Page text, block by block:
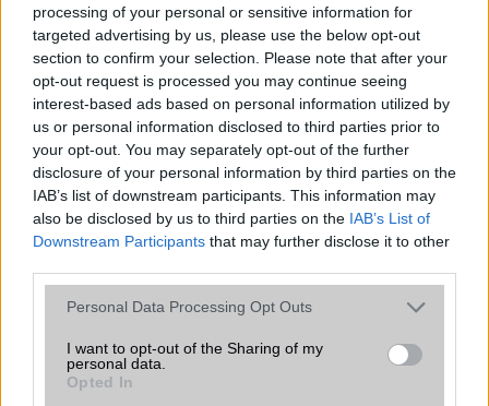
processing of your personal or sensitive information for
targeted advertising by us, please use the below opt-out
section to confirm your selection. Please note that after your
opt-out request is processed you may continue seeing
interest-based ads based on personal information utilized by
us or personal information disclosed to third parties prior to
your opt-out. You may separately opt-out of the further
disclosure of your personal information by third parties on the
IAB’s list of downstream participants. This information may
also be disclosed by us to third parties on the IAB’s List of
Downstream Participants that may further disclose it to other
Please note that this website/app uses one or more Google
not limited to your visit or usage behaviour. You may click to
grant or deny consent to Google and its third-party tags to
use your data for below specified purposes in below Google
Personal Data Processing Opt Outs
I want to opt-out of the Sharing of my
personal data.
Opted In
Beszélgetési idő h /
Gyorstöltés
Gyorstöltésre alkalmas
ALKALMAZÁSOK ÉS ÉRZÉKELŐK
Java Nincs
Flash/Ujjlenyomat olvasó Fingerprint sensor
SNS integráció alap szolgáltatás
Organizer alap szolgáltatás
Iránytũ